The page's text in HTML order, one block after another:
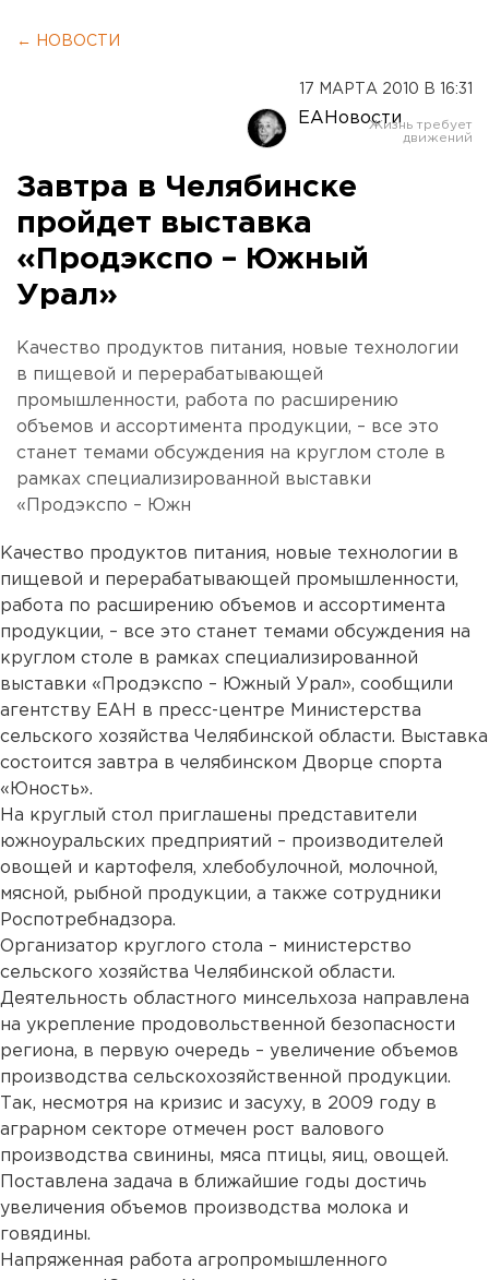
← НОВОСТИ
17 МАРТА 2010 В 16:31
ЕАНовости
Завтра в Челябинске
пройдет выставка
«Продэкспо – Южный
Урал»
Качество продуктов питания, новые технологии
в пищевой и перерабатывающей
промышленности, работа по расширению
объемов и ассортимента продукции, – все это
станет темами обсуждения на круглом столе в
рамках специализированной выставки
«Продэкспо – Южн
Качество продуктов питания, новые технологии в
пищевой и перерабатывающей промышленности,
работа по расширению объемов и ассортимента
продукции, – все это станет темами обсуждения на
круглом столе в рамках специализированной
выставки «Продэкспо – Южный Урал», сообщили
агентству ЕАН в пресс-центре Министерства
сельского хозяйства Челябинской области. Выставка
состоится завтра в челябинском Дворце спорта
«Юность».
На круглый стол приглашены представители
южноуральских предприятий – производителей
овощей и картофеля, хлебобулочной, молочной,
мясной, рыбной продукции, а также сотрудники
Роспотребнадзора.
Организатор круглого стола – министерство
сельского хозяйства Челябинской области.
Деятельность областного минсельхоза направлена
на укрепление продовольственной безопасности
региона, в первую очередь – увеличение объемов
производства сельскохозяйственной продукции.
Так, несмотря на кризис и засуху, в 2009 году в
аграрном секторе отмечен рост валового
производства свинины, мяса птицы, яиц, овощей.
Поставлена задача в ближайшие годы достичь
увеличения объемов производства молока и
говядины.
Напряженная работа агропромышленного